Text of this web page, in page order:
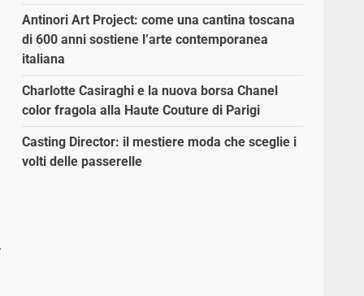
Antinori Art Project: come una cantina toscana
di 600 anni sostiene l’arte contemporanea
italiana
Charlotte Casiraghi e la nuova borsa Chanel
color fragola alla Haute Couture di Parigi
Casting Director: il mestiere moda che sceglie i
volti delle passerelle